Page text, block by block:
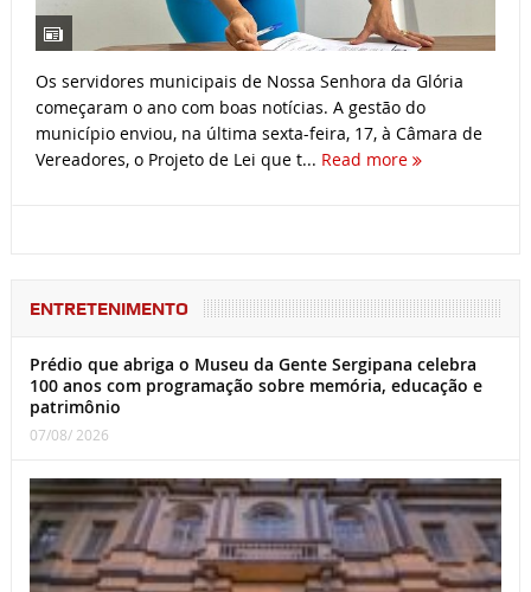
Os servidores municipais de Nossa Senhora da Glória
começaram o ano com boas notícias. A gestão do
município enviou, na última sexta-feira, 17, à Câmara de
Vereadores, o Projeto de Lei que t... Read more
ENTRETENIMENTO
Prédio que abriga o Museu da Gente Sergipana celebra
100 anos com programação sobre memória, educação e
patrimônio
07/08/ 2026